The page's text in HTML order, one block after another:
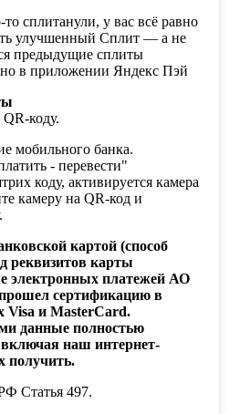
сплитанули, у вас всё равно
улучшенный Сплит — а не
предыдущие сплиты
в приложении Яндекс Пэй
коду.
мобильного банка.
- перевести"
коду, активируется камера
камеру на QR-код и
картой (способ
реквизитов карты
электронных платежей АО
сертификацию в
Visa и MasterCard.
данные полностью
наш интернет-
получить.
Статья 497.